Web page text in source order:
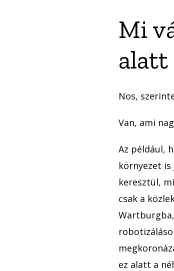
Mi
alatt
Nos,
Van, ami
Az például,
környezet
keresztül,
csak a
ez alatt a